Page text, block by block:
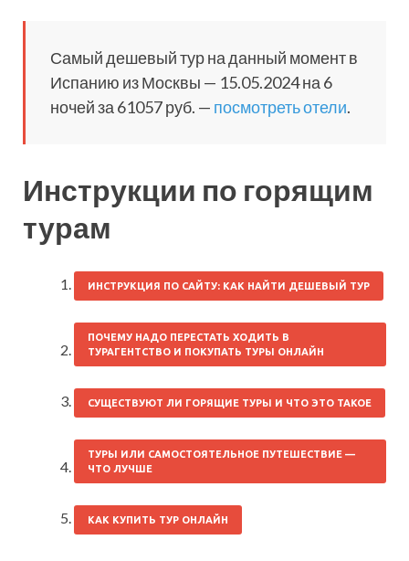
Самый дешевый тур на данный момент в
Испанию из Москвы — 15.05.2024 на 6
ночей за 61057 руб. — посмотреть отели.
Инструкции по горящим
турам
ИНСТРУКЦИЯ ПО САЙТУ: КАК НАЙТИ ДЕШЕВЫЙ ТУР
ПОЧЕМУ НАДО ПЕРЕСТАТЬ ХОДИТЬ В
ТУРАГЕНТСТВО И ПОКУПАТЬ ТУРЫ ОНЛАЙН
СУЩЕСТВУЮТ ЛИ ГОРЯЩИЕ ТУРЫ И ЧТО ЭТО ТАКОЕ
ТУРЫ ИЛИ САМОСТОЯТЕЛЬНОЕ ПУТЕШЕСТВИЕ —
ЧТО ЛУЧШЕ
КАК КУПИТЬ ТУР ОНЛАЙН